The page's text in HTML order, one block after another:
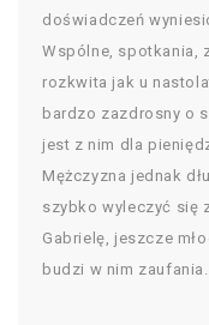
doświadczeń
Wspólne, spotkania,
rozkwita jak u
bardzo zazdrosny o
jest z nim dla
Mężczyzna jednak
szybko wyleczyć się
Gabrielę, jeszcze
budzi w nim zaufania.